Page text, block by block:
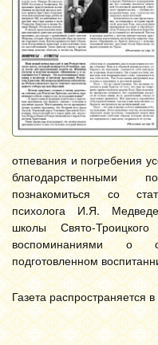
отпевания и погребения
благодарственными
познакомиться со
психолога И.Я.
школы Свято-
воспоминаниями о
подготовленном
Газета распространяется